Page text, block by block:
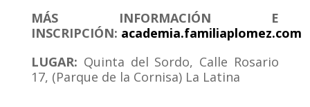
MÁS INFORMACIÓN E
INSCRIPCIÓN: academia.familiaplomez.com
LUGAR: Quinta del Sordo, Calle Rosario
17, (Parque de la Cornisa) La Latina